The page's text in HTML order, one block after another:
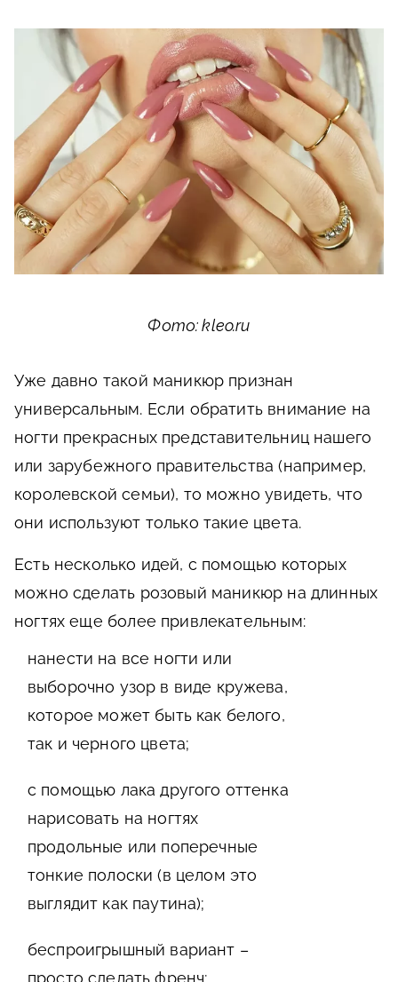
Фото: kleo.ru
Уже давно такой маникюр признан
универсальным. Если обратить внимание на
ногти прекрасных представительниц нашего
или зарубежного правительства (например,
королевской семьи), то можно увидеть, что
они используют только такие цвета.
Есть несколько идей, с помощью которых
можно сделать розовый маникюр на длинных
ногтях еще более привлекательным:
нанести на все ногти или
выборочно узор в виде кружева,
которое может быть как белого,
так и черного цвета;
с помощью лака другого оттенка
нарисовать на ногтях
продольные или поперечные
тонкие полоски (в целом это
выглядит как паутина);
беспроигрышный вариант –
просто сделать френч;